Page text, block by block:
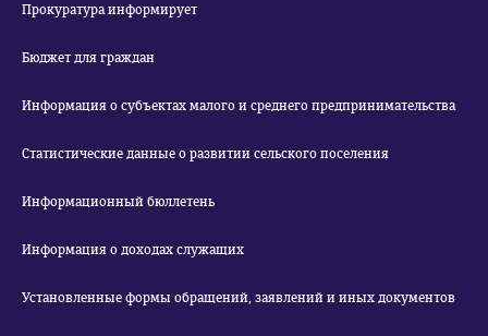
Прокуратура информирует
Бюджет для граждан
Информация о субъектах малого и среднего предпринимательства
Статистические данные о развитии сельского поселения
Информационный бюллетень
Информация о доходах служащих
Установленные формы обращений, заявлений и иных документов